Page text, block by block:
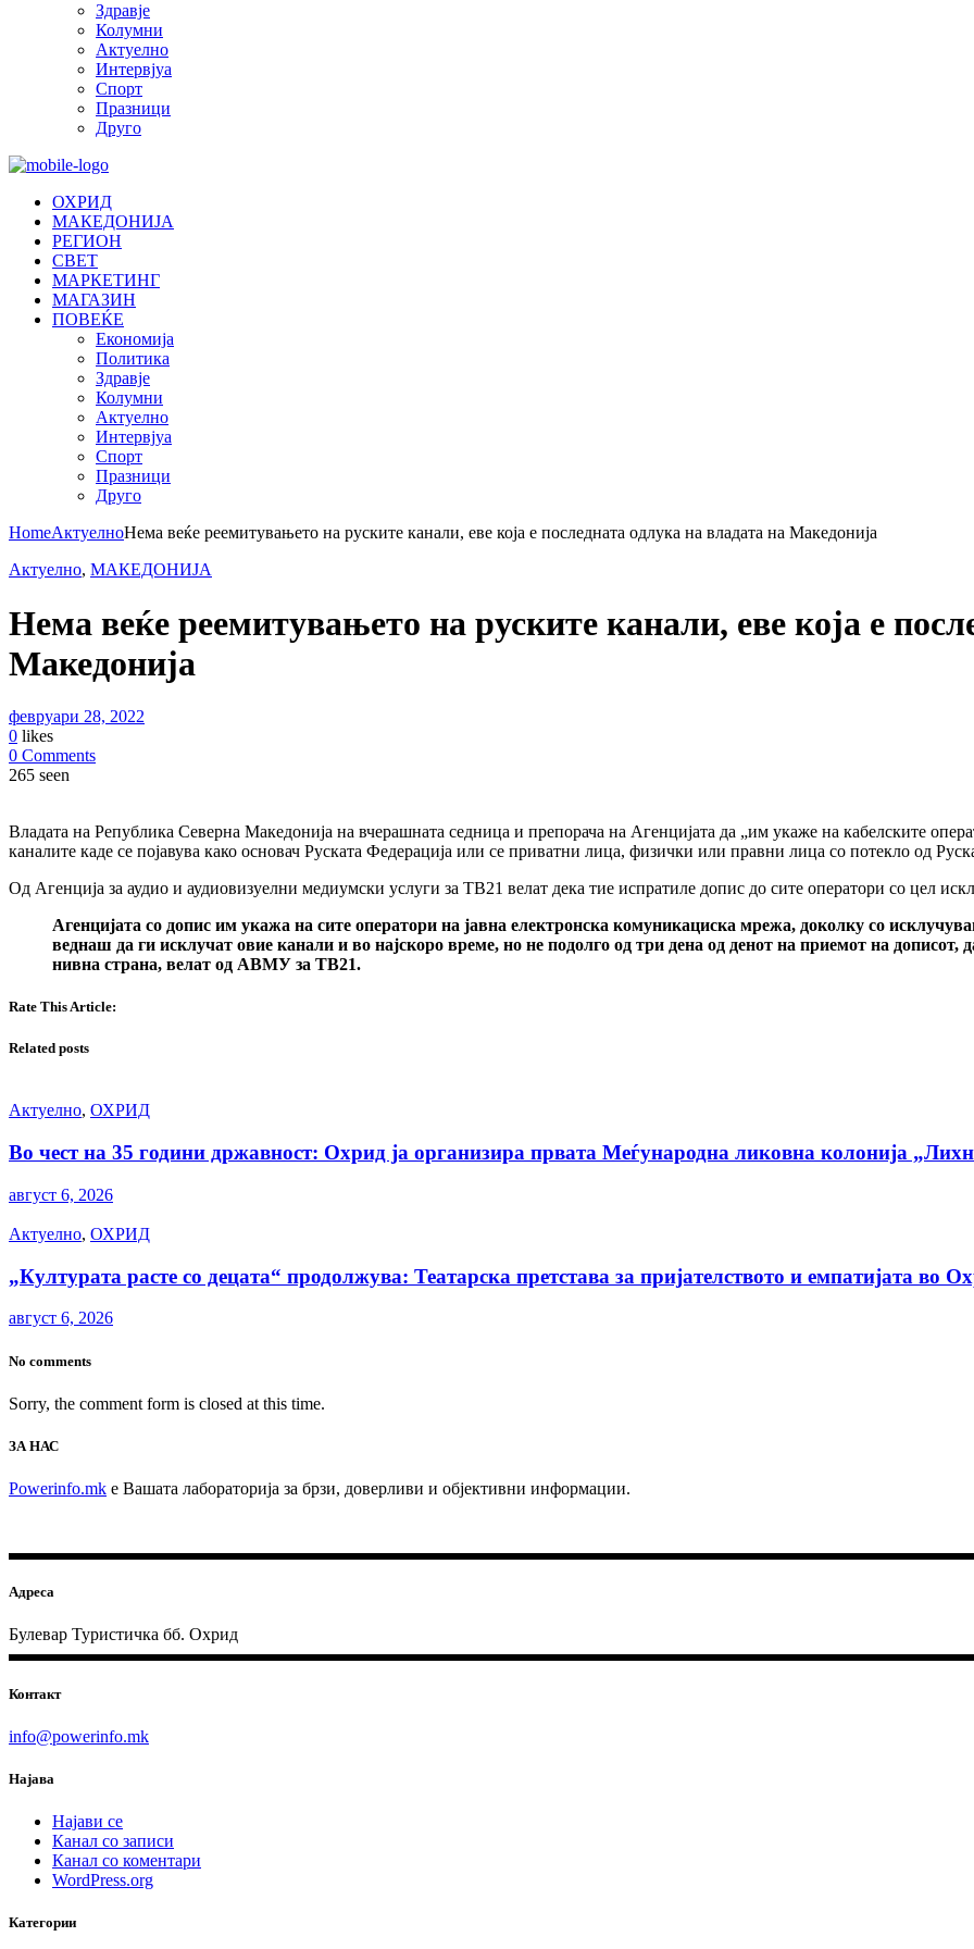
Здравје
Колумни
Актуелно
Интервјуа
Спорт
Празници
Друго
ОХРИД
МАКЕДОНИЈА
РЕГИОН
СВЕТ
МАРКЕТИНГ
МАГАЗИН
ПОВЕЌЕ
Економија
Политика
Здравје
Колумни
Актуелно
Интервјуа
Спорт
Празници
Друго
HomeАктуелноНема веќе реемитувањето на руските канали, еве која е последната одлука на владата на Македонија
Актуелно, МАКЕДОНИЈА
Нема веќе реемитувањето на руските канали, еве која е
Македонија
февруари 28, 2022
0 likes
0 Comments
265 seen
Владата на Република Северна Македонија на вчерашната седница и препорача на Агенцијата да „им укаже на кабелските
каналите каде се појавува како основач Руската Федерација или се приватни лица, физички или правни лица со потекло од
Од Агенција за аудио и аудиовизуелни медиумски услуги за ТВ21 велат дека тие испратиле допис до сите оператори со цел
Агенцијата со допис им укажа на сите оператори на јавна електронска комуникациска мрежа, доколку со
веднаш да ги исклучат овие канали и во најскоро време, но не подолго од три дена од денот на приемот на дописот,
нивна страна, велат од АВМУ за ТВ21.
Rate This Article:
Related posts
Актуелно, ОХРИД
Во чест на 35 години државност: Охрид ја организира првата Меѓународна ликовна колонија
август 6, 2026
Актуелно, ОХРИД
„Културата расте со децата“ продолжува: Театарска претстава за пријателството и емпатијата во
август 6, 2026
No comments
Sorry, the comment form is closed at this time.
ЗА НАС
Powerinfo.mk e Вашата лабораторија за брзи, доверливи и објективни информации.
Адреса
Булевар Туристичка бб. Охрид
Контакт
info@powerinfo.mk
Најава
Најави се
Канал со записи
Канал со коментари
WordPress.org
Категории